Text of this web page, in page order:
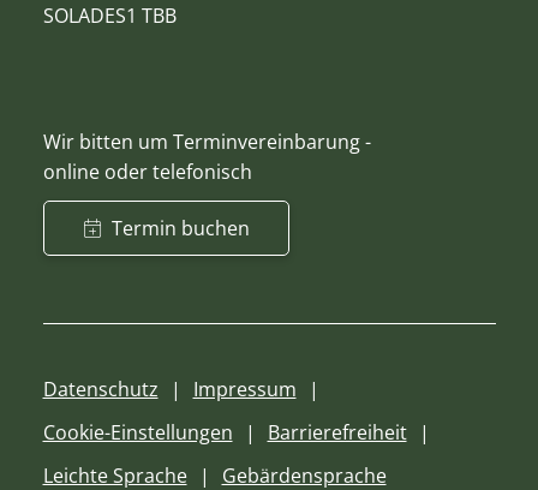
SOLADES1 TBB
Wir bitten um Terminvereinbarung -
online oder telefonisch
Termin buchen
Datenschutz
Impressum
Cookie-Einstellungen
Barrierefreiheit
Leichte Sprache
Gebärdensprache